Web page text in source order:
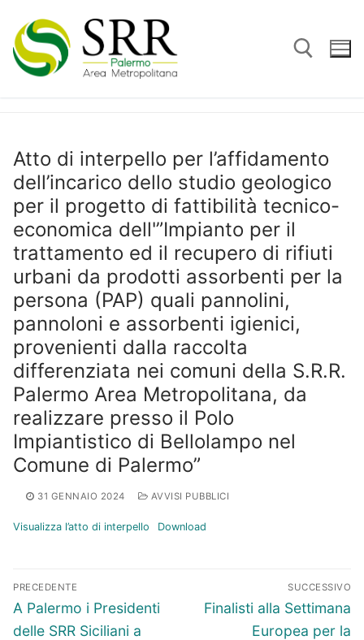
contenuto
Atto di interpello per l’affidamento
dell’incarico dello studio geologico
per il progetto di fattibilità tecnico-
economica dell'”Impianto per il
trattamento ed il recupero di rifiuti
urbani da prodotti assorbenti per la
persona (PAP) quali pannolini,
pannoloni e assorbenti igienici,
provenienti dalla raccolta
differenziata nei comuni della S.R.R.
Palermo Area Metropolitana, da
realizzare presso il Polo
Impiantistico di Bellolampo nel
Comune di Palermo”
31 GENNAIO 2024 AVVISI PUBBLICI
Visualizza l’atto di interpello Download
Navigazione
articoli
PRECEDENTE
Articolo
precedente:
A Palermo i Presidenti
delle SRR Siciliani a
SUCCESSIVO
Articolo
successivo:
Finalisti alla Settimana
Europea per la